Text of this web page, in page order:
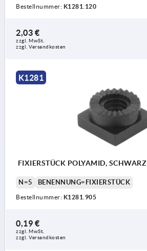
Bestellnummer: K1281.120
2,03 €
zzgl. MwSt.
zzgl. Versandkosten
K1281
FIXIERSTÜCK POLYAMID, SCHWARZ
N=5 BENENNUNG=FIXIERSTÜCK
Bestellnummer: K1281.905
0,19 €
zzgl. MwSt.
zzgl. Versandkosten